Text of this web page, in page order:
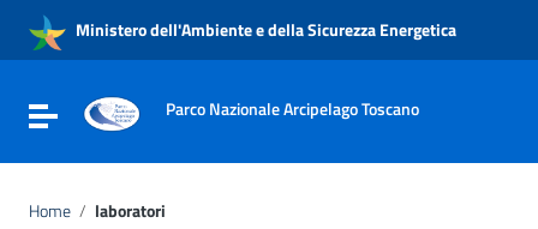
Vai al menu di navigazione
Vai al footer
Ministero dell'Ambiente e della Sicurezza Energetica
Attiva / disattiva la navigazione
Parco Nazionale Arcipelago Toscano
Home / laboratori